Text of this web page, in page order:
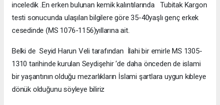
inceledik .En erken bulunan kemik kalıntılarında Tubitak Kargon
testi sonucunda ulaşılan bilgilere göre 35-40yaşlı genç erkek
cesedinde (MS 1076-1156)yıllarına ait.
Belki de Seyid Harun Veli tarafından İlahi bir emirle MS 1305-
1310 tarihinde kurulan Seydişehir ‘de daha önceden de islami
bir yaşantının olduğu mezarlıkların İslami şartlara uygun kıbleye
dönük olduğunu söyleye biliriz